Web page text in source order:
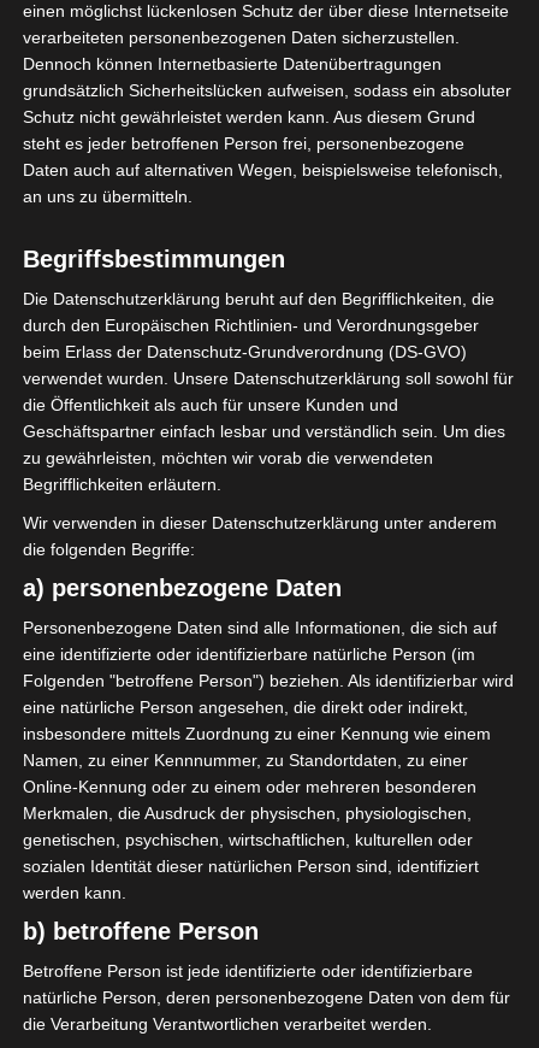
Sie befinden sich hier:Startseite» Avenir Sportif de
Soliman (ASS) – Union Sportive Monastirienne
(USMO)
4 Nov. 2021-14:30
Meisterschaft Tunesien 2021/22 -
Gruppenphase| Spieltag 4
Avenir Sportif de
Soliman (ASS) 0
Union Sportive
Monastirienne
(USMO) 0
Stade municipal de Soliman
einen möglichst lückenlosen Schutz der über diese Internetseite
verarbeiteten personenbezogenen Daten sicherzustellen.
Dennoch können Internetbasierte Datenübertragungen
grundsätzlich Sicherheitslücken aufweisen, sodass ein absoluter
Schutz nicht gewährleistet werden kann. Aus diesem Grund
steht es jeder betroffenen Person frei, personenbezogene
Daten auch auf alternativen Wegen, beispielsweise telefonisch,
an uns zu übermitteln.
Begriffsbestimmungen
Die Datenschutzerklärung beruht auf den Begrifflichkeiten, die
durch den Europäischen Richtlinien- und Verordnungsgeber
beim Erlass der Datenschutz-Grundverordnung (DS-GVO)
verwendet wurden. Unsere Datenschutzerklärung soll sowohl für
die Öffentlichkeit als auch für unsere Kunden und
Geschäftspartner einfach lesbar und verständlich sein. Um dies
zu gewährleisten, möchten wir vorab die verwendeten
Begrifflichkeiten erläutern.
Wir verwenden in dieser Datenschutzerklärung unter anderem
die folgenden Begriffe:
a) personenbezogene Daten
Personenbezogene Daten sind alle Informationen, die sich auf
eine identifizierte oder identifizierbare natürliche Person (im
Folgenden "betroffene Person") beziehen. Als identifizierbar wird
eine natürliche Person angesehen, die direkt oder indirekt,
insbesondere mittels Zuordnung zu einer Kennung wie einem
Namen, zu einer Kennnummer, zu Standortdaten, zu einer
Online-Kennung oder zu einem oder mehreren besonderen
Merkmalen, die Ausdruck der physischen, physiologischen,
genetischen, psychischen, wirtschaftlichen, kulturellen oder
sozialen Identität dieser natürlichen Person sind, identifiziert
werden kann.
b) betroffene Person
Betroffene Person ist jede identifizierte oder identifizierbare
natürliche Person, deren personenbezogene Daten von dem für
die Verarbeitung Verantwortlichen verarbeitet werden.